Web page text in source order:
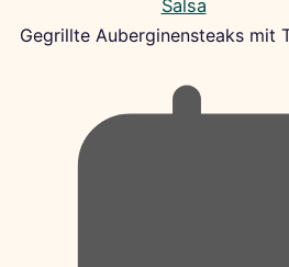
Gegrillte Auberginensteaks mit